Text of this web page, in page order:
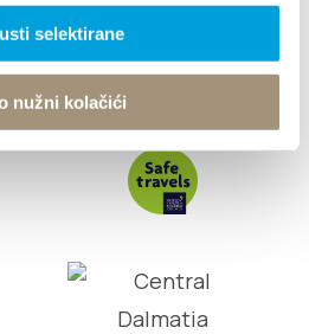
selektirane
nužni kolačići
by:Signed Design